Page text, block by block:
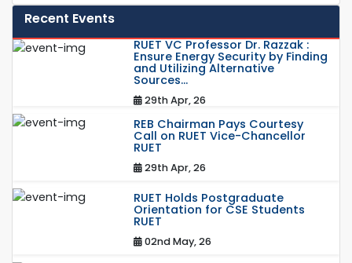
Recent Events
RUET VC Professor Dr. Razzak :
Ensure Energy Security by Finding
and Utilizing Alternative
Sources...
29th Apr, 26
REB Chairman Pays Courtesy
Call on RUET Vice-Chancellor
RUET
29th Apr, 26
RUET Holds Postgraduate
Orientation for CSE Students
RUET
02nd May, 26